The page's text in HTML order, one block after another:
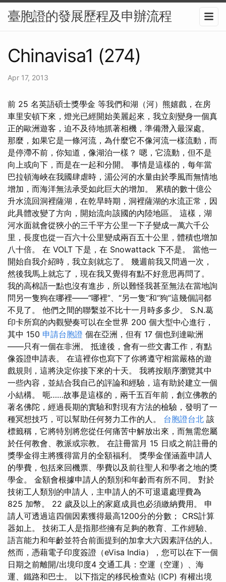
臺胞證的發展歷程及申辦流程
Chinavisa1 (274)
Apr 17, 2013
前 25 名英語碩士獎學金 等我們和湖（河）熊嬉戲，在房
車里安頓下來，燈光已經開始美麗起來，我立刻變身一個真
正的歐洲遊客，迫不及待地抓著相機，準備潛入最深處。
那麼，如果它是一條河流，為什麼它不像河流一樣流動，而
是停滯不前，你知道，像湖泊一樣？ 嗯，它流動，但不是
向上或向下，而是在一起和分開。 事情是這樣的，每年當
巴拉頓海峽在我國肆虐時，湄公河的水量由於季風而無情地
增加，而海洋無法承受如此巨大的增加。 累積的數十億公
升水流回洞裡薩湖，在乾旱時期，洞裡薩湖的水流正常，因
此具體改變了方向，開始流向該國的內陸地區。 這樣，湖
河水面就會從狹小的三千平方公里一下子變成一萬六千公
里，長度也從一百六十公里變成兩百五十公里，體積也增加
八十倍。 在 VOLT 下是，在 Snowattack 下不是。 當他一
開始自我介紹時，我立刻就忘了。 幾週前我又問過一次，
然後我馬上就忘了，現在我又覺得有點不好意思再問了。
我的高棉語一點也沒有進步，所以難怪我甚至無法在當地詢
問另一隻狗在哪裡——“哪裡”、“另一隻”和“狗”這幾個詞都
不見了。 他們之間的聯繫並不比十一月時多多少。 S.N.葛
印卡所寫的內觀變奏可以在全世界 200 個大型中心進行，
其中 150 申請台胞證 個在亞洲，但有 17 個也到達歐洲
——只有一個在非洲。 抵達後，會有一些文書工作，有點
像簽證申請表。 在這裡你也寫下了你將遵守相當嚴格的遊
戲規則，這將決定你接下來的十天。 我將按順序瀏覽其中
一些內容，並結合我自己的評論和經驗，這有助於建立一個
小結構。 呃……故事是這樣的，兩千五百年前，創立佛教的
著名佛陀，經過長期的實驗和對現有方法的檢驗，發明了一
種冥想技巧，可以幫助任何努力工作的人。 台胞證台北 該
標籤稱，它將特別將您從任何痛苦中解放出來，而無需您屬
於任何教會、教派或宗教。 在註冊當月 15 日或之前註冊的
獎學金得主將獲得當月的全額福利。 獎學金僅涵蓋申請人
的學費，包括來回機票、學費以及前往聖人和學者之地的獎
學金。 金額會根據申請人的類別和年齡而有所不同。 對於
技術工人類別的申請人，主申請人的不可退還處理費為
825 加幣。 22 歲及以上的家庭成員也必須繳納費用。 申
請人可透過這四個因素獲得最高1200分的分數； CRS計算
器如上。 技術工人是指那些擁有足夠的教育、工作經驗、
語言能力和年齡並符合前面提到的加拿大六因素評估的人。
然而，憑藉電子印度簽證（eVisa India），您可以在下一個
日期之前離開/出境印度4 交通工具：空運（空運）、海
運、鐵路和巴士。 以下指定的移民檢查站 (ICP) 有權出境